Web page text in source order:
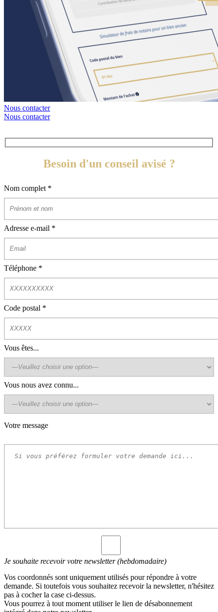
Nous contacter
Nous contacter
Besoin d'un conseil avisé ?
Nom complet *
Adresse e-mail *
Téléphone *
Code postal *
Vous êtes...
Vous nous avez connu...
Votre message
Je souhaite recevoir votre newsletter (hebdomadaire)
Vos coordonnés sont uniquement utilisés pour répondre à votre
demande. Si toutefois vous souhaitez recevoir la newsletter, n'hésitez
pas à cocher la case ci-dessus.
Vous pourrez à tout moment utiliser le lien de désabonnement